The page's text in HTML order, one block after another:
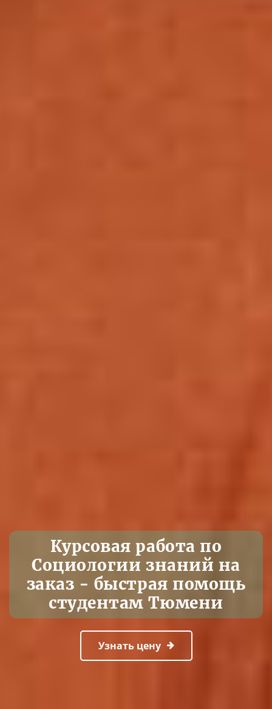
Курсовая работа по
Социологии знаний на
заказ - быстрая помощь
студентам Тюмени
Узнать цену